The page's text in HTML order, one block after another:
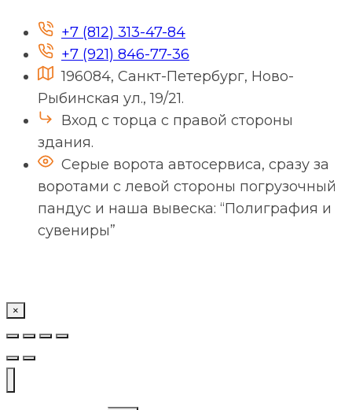
+7 (812) 313-47-84
+7 (921) 846-77-36
196084, Санкт-Петербург, Ново-
Рыбинская ул., 19/21.
Вход с торца с правой стороны
здания.
Серые ворота автосервиса, сразу за
воротами с левой стороны погрузочный
пандус и наша вывеска: “Полиграфия и
сувениры”
×